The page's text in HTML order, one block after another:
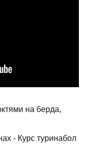
на берда,
- Курс туринабол